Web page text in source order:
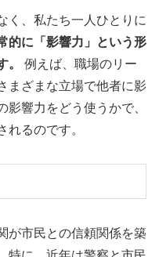
く、私たち一人ひとりに
的に「影響力」という形
。
例えば、職場のリー
まざまな立場で他者に影
響力をどう使うかで、
れるのです。
が市民との信頼関係を築